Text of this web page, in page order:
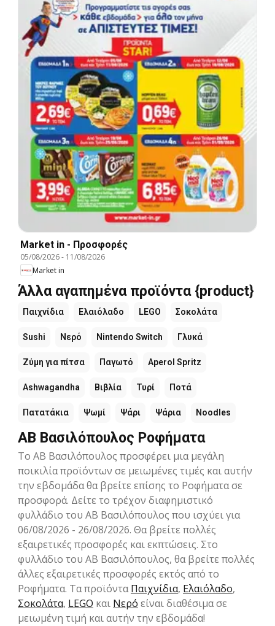
Market in - Προσφορές
05/08/2026- 11/08/2026
Market in
Άλλα αγαπημένα προϊόντα {product}
Παιχνίδια Ελαιόλαδο LEGO Σοκολάτα
Sushi Νερό Nintendo Switch Γλυκά
Ζύμη για πίτσα Παγωτό Aperol Spritz
Ashwagandha Βιβλία Τυρί Ποτά
Πατατάκια Ψωμί Ψάρι Ψάρια Noodles
ΑΒ Βασιλόπουλος Ροφήματα
Το ΑΒ Βασιλόπουλος προσφέρει μια μεγάλη
ποικιλία προϊόντων σε μειωμένες τιμές και αυτήν
την εβδομάδα θα βρείτε επίσης το Ροφήματα σε
προσφορά. Δείτε το τρέχον διαφημιστικό
φυλλάδιο του ΑΒ Βασιλόπουλος που ισχύει για
06/08/2026 - 26/08/2026. Θα βρείτε πολλές
εξαιρετικές προσφορές και εκπτώσεις. Στο
φυλλάδιο του ΑΒ Βασιλόπουλος, θα βρείτε πολλές
άλλες εξαιρετικές προσφορές εκτός από το
Ροφήματα. Τα προϊόνταΠαιχνίδια, Ελαιόλαδο,
Σοκολάτα, LEGO και Νερό είναι διαθέσιμα σε
μειωμένη τιμή και αυτήν την εβδομάδα!